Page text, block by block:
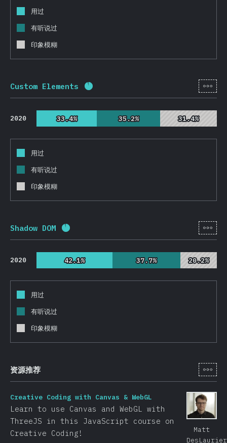
用过
有听说过
印象模糊
Custom Elements 完成率: [zh-
2020 33.4%
33.4% 35.2%
35.2% 31.4%
31.4%
用过
有听说过
印象模糊
Shadow DOM 完成率: [zh-
2020 42.1%
42.1% 37.7%
37.7% 20.2%
20.2%
用过
有听说过
印象模糊
资源推荐 [zh-
Matt
Creative Coding with Canvas & WebGL
Learn to use Canvas and WebGL with
ThreeJS in this JavaScript course on
Creative Coding!